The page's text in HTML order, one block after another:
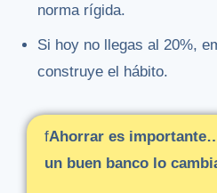
norma rígida.
Si hoy no llegas al 20%,
construye el hábito.
fAhorrar es
un buen banco lo